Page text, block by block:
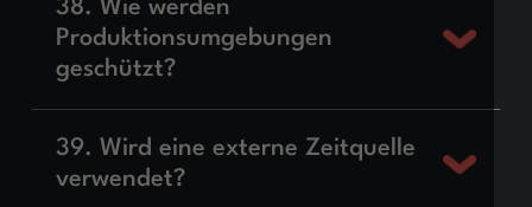
38. Wie werden
Produktionsumgebungen
geschützt?
39. Wird eine externe Zeitquelle
verwendet?